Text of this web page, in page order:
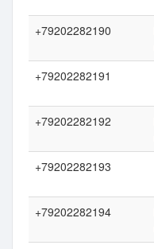
+79202282190
+79202282191
+79202282192
+79202282193
+79202282194